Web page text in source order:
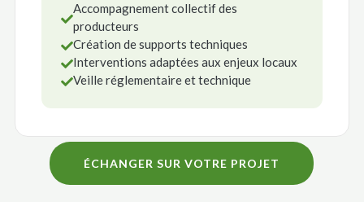

Accompagnement collectif des
producteurs
Création de supports techniques
Interventions adaptées aux enjeux locaux
Veille réglementaire et technique
ÉCHANGER SUR VOTRE PROJET